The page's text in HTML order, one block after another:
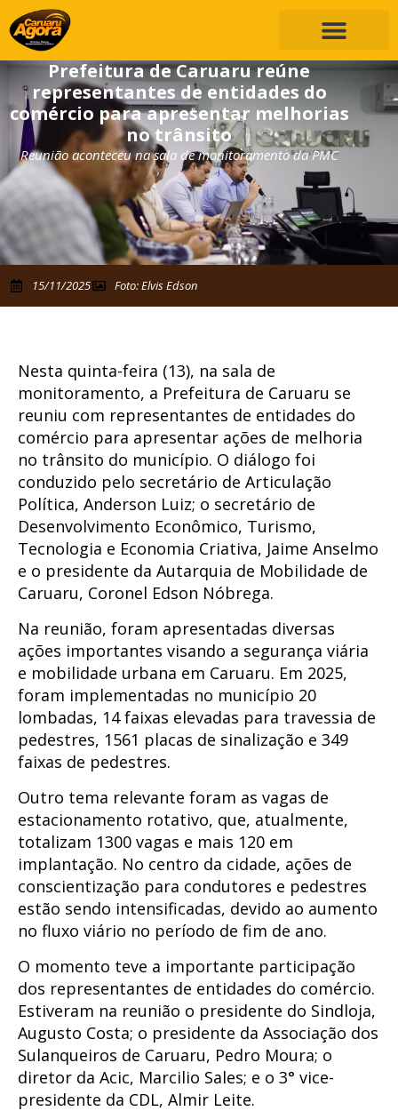
Prefeitura de Caruaru reúne
representantes de entidades do
comércio para apresentar melhorias
no trânsito
Reunião aconteceu na sala de monitoramento da PMC
15/11/2025 Foto: Elvis Edson
Nesta quinta-feira (13), na sala de
monitoramento, a Prefeitura de Caruaru se
reuniu com representantes de entidades do
comércio para apresentar ações de melhoria
no trânsito do município. O diálogo foi
conduzido pelo secretário de Articulação
Política, Anderson Luiz; o secretário de
Desenvolvimento Econômico, Turismo,
Tecnologia e Economia Criativa, Jaime Anselmo
e o presidente da Autarquia de Mobilidade de
Caruaru, Coronel Edson Nóbrega.
Na reunião, foram apresentadas diversas
ações importantes visando a segurança viária
e mobilidade urbana em Caruaru. Em 2025,
foram implementadas no município 20
lombadas, 14 faixas elevadas para travessia de
pedestres, 1561 placas de sinalização e 349
faixas de pedestres.
Outro tema relevante foram as vagas de
estacionamento rotativo, que, atualmente,
totalizam 1300 vagas e mais 120 em
implantação. No centro da cidade, ações de
conscientização para condutores e pedestres
estão sendo intensificadas, devido ao aumento
no fluxo viário no período de fim de ano.
O momento teve a importante participação
dos representantes de entidades do comércio.
Estiveram na reunião o presidente do Sindloja,
Augusto Costa; o presidente da Associação dos
Sulanqueiros de Caruaru, Pedro Moura; o
diretor da Acic, Marcilio Sales; e o 3° vice-
presidente da CDL, Almir Leite.